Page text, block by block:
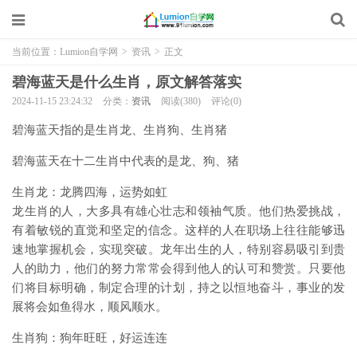
当前位置： Lumion自学网 > 资讯 > 正文
碧海蓝天是什么生肖，原文解答落实
2024-11-15 23:24:32 分类： 资讯 阅读(380) 评论(0)
碧海蓝天指的是生肖龙、生肖狗、生肖猪
碧海蓝天在十二生肖中代表的是龙、狗、猪
生肖龙：龙腾四海，运势如虹
龙生肖的人，大多具有雄心壮志和领袖气质。他们热爱挑战，
有着敏锐的直觉和坚定的信念。这样的人在职场上往往能够迅
速地掌握机会，实现突破。龙年出生的人，特别容易吸引到贵
人的助力，他们的努力常常会得到他人的认可和赞赏。只要他
们将目标明确，制定合理的计划，持之以恒地奋斗，事业的发
展将会如鱼得水，顺风顺水。
生肖狗：狗年旺旺，好运连连